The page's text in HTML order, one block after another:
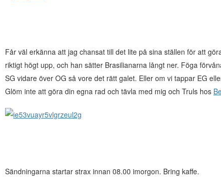
Får väl erkänna att jag chansat till det lite på sina ställen för att
riktigt högt upp, och han sätter Brasilianarna långt ner. Föga
SG vidare över OG så vore det rätt galet. Eller om vi tappar EG
Glöm inte att göra din egna rad och tävla med mig och Truls hos
Sändningarna startar strax innan 08.00 imorgon. Bring kaffe.